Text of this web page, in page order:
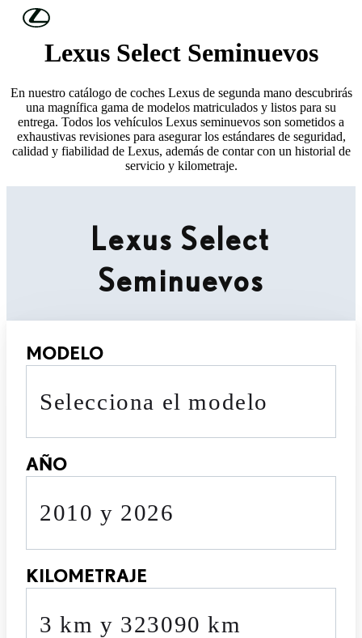
Skip to Main Content
Lexus Select Seminuevos
En nuestro catálogo de coches Lexus de segunda mano descubrirás
una magnífica gama de modelos matriculados y listos para su
entrega. Todos los vehículos Lexus seminuevos son sometidos a
exhaustivas revisiones para asegurar los estándares de seguridad,
calidad y fiabilidad de Lexus, además de contar con un historial de
servicio y kilometraje.
Lexus Select
Seminuevos
MODELO
Selecciona el modelo
AÑO
2010 y 2026
KILOMETRAJE
3 km y 323090 km